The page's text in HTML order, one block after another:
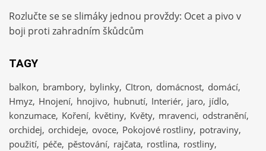
Rozlučte se se slimáky jednou provždy: Ocet a pivo v
boji proti zahradním škůdcům
TAGY
balkon brambory bylinky CItron domácnost domácí
Hmyz Hnojení hnojivo hubnutí Interiér jaro jídlo
konzumace Koření květiny Květy mravenci odstranění
orchidej orchideje ovoce Pokojové rostliny potraviny
použití péče pěstování rajčata rostlina rostliny